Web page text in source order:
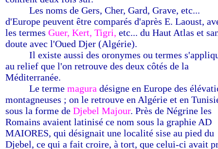
Les noms de Gers, Cher, Gard, Grave, etc...
d'Europe peuvent être comparés d'après E. Laoust,
les termes Guer, Kert, Tigri, etc... du Haut Atlas et
doute avec l'Oued Djer (Algérie).
Il existe aussi des oronymes ou termes
au relief que l'on retrouve des deux côtés de la
Méditerranée.
Le terme magura désigne en Europe des
montagneuses ; on le retrouve en Algérie et en
sous la forme de Djebel Majour. Près de Négrine les
Romains avaient latinisé ce nom sous la graphie AD
MAIORES, qui désignait une localité sise au pied du
Djebel, ce qui a fait croire, à tort, que celui-ci avait